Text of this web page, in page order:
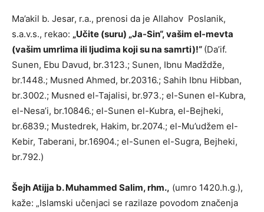
Ma’akil b. Jesar, r.a., prenosi da je Allahov Poslanik,
s.a.v.s., rekao: „Učite (suru) „Ja-Sin“, vašim el-mevta
(vašim umrlima ili ljudima koji su na samrti)!“ (Da’if.
Sunen, Ebu Davud, br.3123.; Sunen, Ibnu Madždže,
br.1448.; Musned Ahmed, br.20316.; Sahih Ibnu Hibban,
br.3002.; Musned el-Tajalisi, br.973.; el-Sunen el-Kubra,
el-Nesa’i, br.10846.; el-Sunen el-Kubra, el-Bejheki,
br.6839.; Mustedrek, Hakim, br.2074.; el-Mu’udžem el-
Kebir, Taberani, br.16904.; el-Sunen el-Sugra, Bejheki,
br.792.)
Šejh Atijja b. Muhammed Salim, rhm., (umro 1420.h.g.),
kaže: „Islamski učenjaci se razilaze povodom značenja